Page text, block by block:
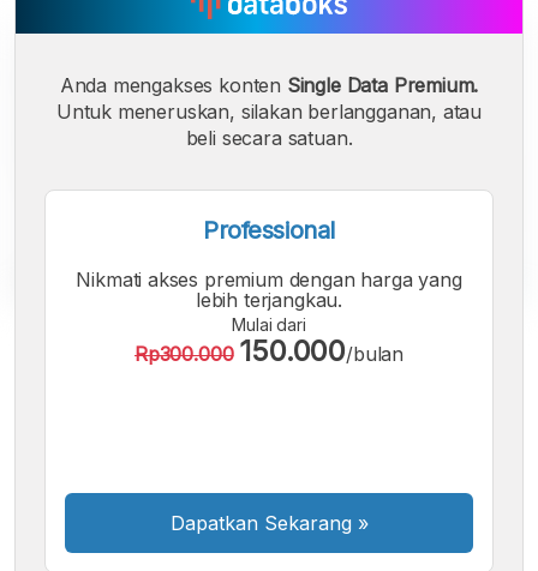
Font
A
Font
A
Font
Anda mengakses konten Single Data Premium.
Untuk meneruskan, silakan berlangganan, atau
beli secara satuan.
Professional
Nikmati akses premium dengan harga yang
lebih terjangkau.
Mulai dari
Rp300.000 150.000/bulan
Dapatkan Sekarang »